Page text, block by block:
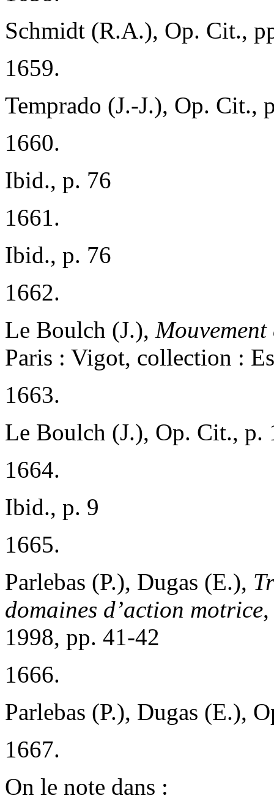
Schmidt (R.A.), Op. Cit.,
1659.
Temprado (J.-J.), Op. Cit.,
1660.
Ibid., p. 76
1661.
Ibid., p. 76
1662.
Le Boulch (J.), Mouvement
Paris : Vigot, collection :
1663.
Le Boulch (J.), Op. Cit., p.
1664.
Ibid., p. 9
1665.
Parlebas (P.), Dugas (E.),
domaines d’action motrice
1998, pp. 41-42
1666.
Parlebas (P.), Dugas (E.),
1667.
On le note dans :